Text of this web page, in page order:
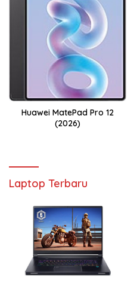
Huawei MatePad Pro 12
(2026)
Laptop Terbaru